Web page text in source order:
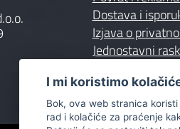
Dostava i
Izjava o
Jednostavni
I mi koristimo
Bok, ova web stranica
rad i kolačiće za praćenje